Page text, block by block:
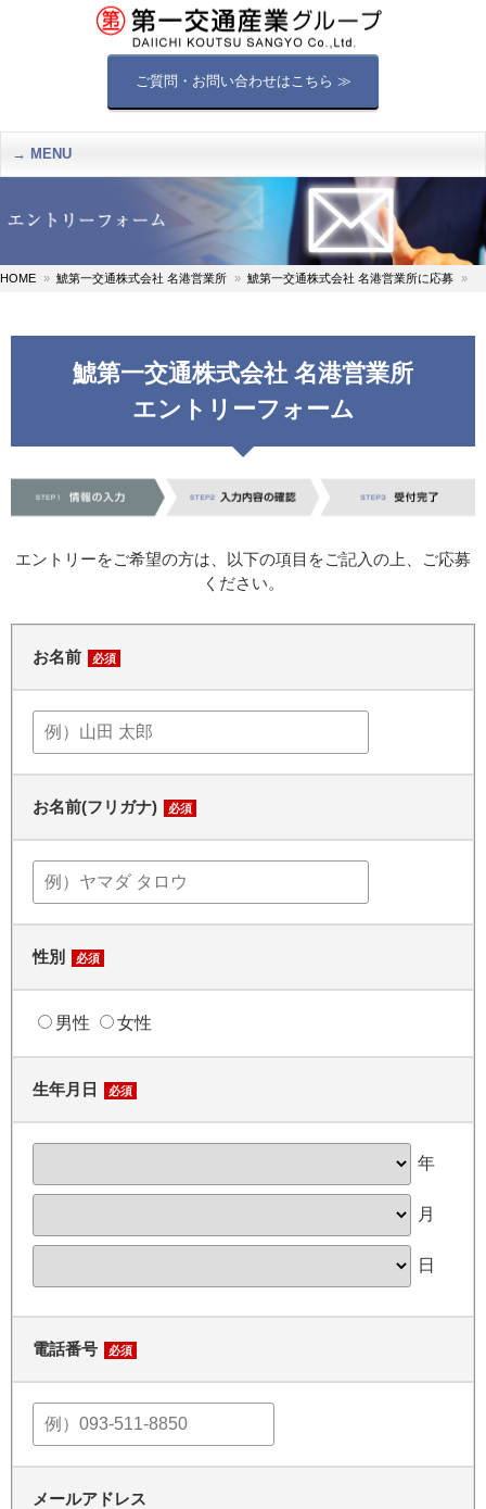
ご質問・お問い合わせはこちら ≫
MENU
HOME 鯱第一交通株式会社 名港営業所 鯱第一交通株式会社 名港営業所に応募
鯱第一交通株式会社 名港営業所
エントリーフォーム
エントリーをご希望の方は、以下の項目をご記入の上、ご応募
ください。
お名前 必須
お名前(フリガナ) 必須
性別 必須
男性 女性
生年月日 必須
年
月
日
電話番号 必須
メールアドレス